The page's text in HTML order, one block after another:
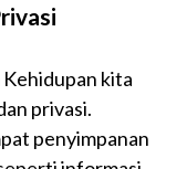
kita
privasi.
penyimpanan